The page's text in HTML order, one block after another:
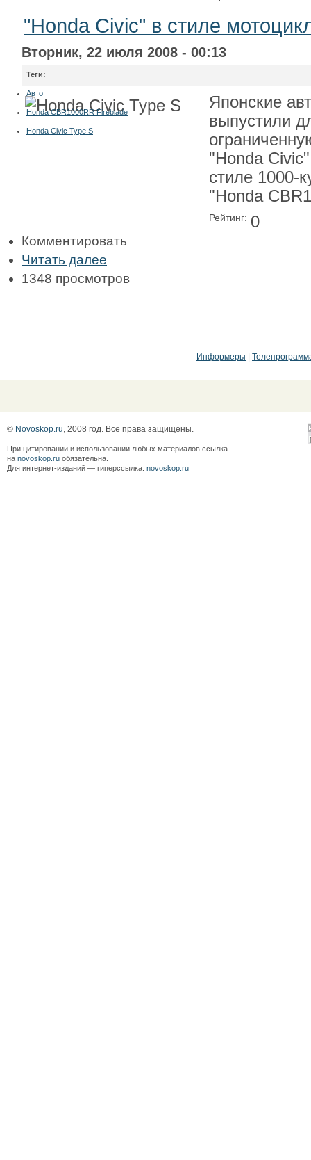
"Honda Civic" в стиле
Вторник, 22 июля 2008 - 00:13
Теги:
Авто
Honda CBR1000RR Fireblade
Honda Civic Type S
Японские
выпустили
"Honda
стиле 1000-
"Honda
Рейтинг: 0
Комментировать
Читать далее
1348 просмотров
Информеры
© Novoskop.ru, 2008 год. Все права защищены.
При цитировании и использовании любых материалов ссылка
на novoskop.ru обязательна.
Для интернет-изданий — гиперссылка: novoskop.ru